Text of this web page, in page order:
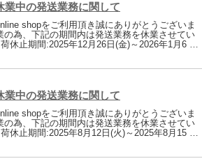
業中の発送業務に関して
shopをご利用頂き誠にありがとうございま
の為、下記の期間内は発送業務を休業させてい
休止期間:2025年12月26日(金)～2026年1月6 …
業中の発送業務に関して
shopをご利用頂き誠にありがとうございま
の為、下記の期間内は発送業務を休業させてい
休止期間:2025年8月12日(火)～2025年8月15 …